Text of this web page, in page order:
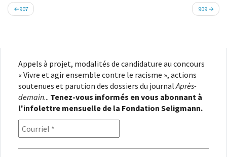
Navigation
de
907 909
Appels à projet, modalités de candidature au concours
« Vivre et agir ensemble contre le racisme », actions
soutenues et parution des dossiers du journalAprès-
demain... Tenez-vous informés en vous abonnant à
l'infolettre mensuelle de la Fondation Seligmann.